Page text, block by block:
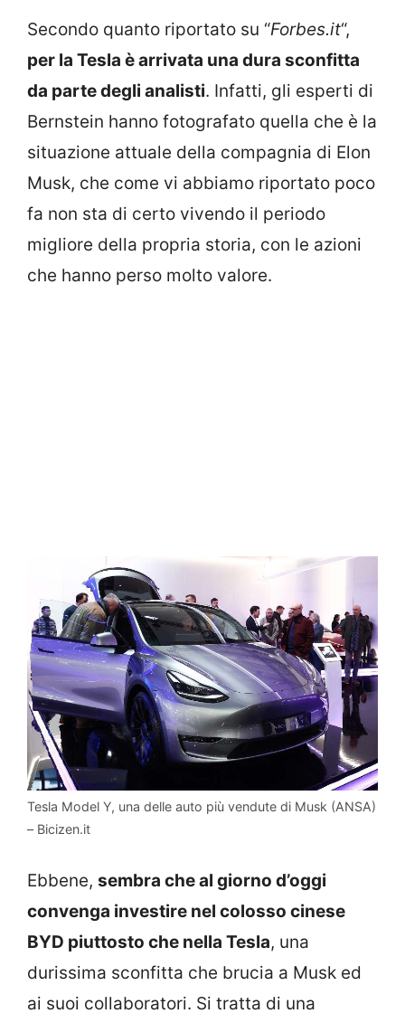
Secondo quanto riportato su “Forbes.it“,
per la Tesla è arrivata una dura sconfitta
da parte degli analisti. Infatti, gli esperti di
Bernstein hanno fotografato quella che è la
situazione attuale della compagnia di Elon
Musk, che come vi abbiamo riportato poco
fa non sta di certo vivendo il periodo
migliore della propria storia, con le azioni
che hanno perso molto valore.
Tesla Model Y, una delle auto più vendute di Musk (ANSA)
– Bicizen.it
Ebbene, sembra che al giorno d’oggi
convenga investire nel colosso cinese
BYD piuttosto che nella Tesla, una
durissima sconfitta che brucia a Musk ed
ai suoi collaboratori. Si tratta di una